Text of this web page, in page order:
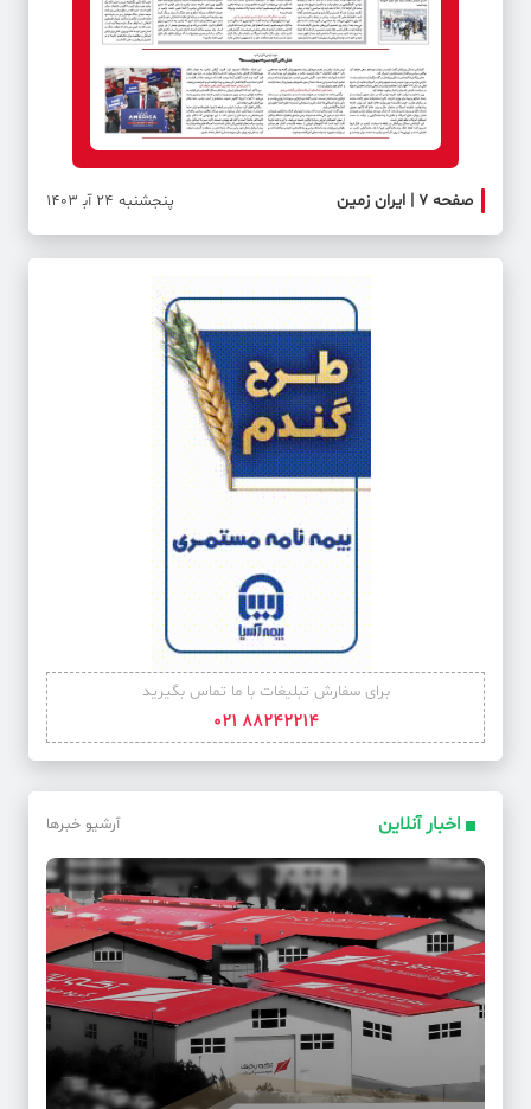
صفحه ۷ | ایران زمین پنجشنبه 24 آب‍ 1403
برای سفارش تبلیغات با ما تماس بگیرید
88242214 021
اخبار آنلاین آرشیو خبرها